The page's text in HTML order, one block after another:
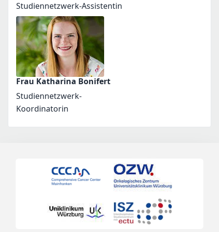
Studiennetzwerk-Assistentin
Frau Katharina Bonifert
Studiennetzwerk-
Koordinatorin